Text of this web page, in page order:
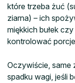
które trzeba żuć
ziarna) – ich
miękkich bułek
kontrolować
Oczywiście, same
spadku wagi, jeśli